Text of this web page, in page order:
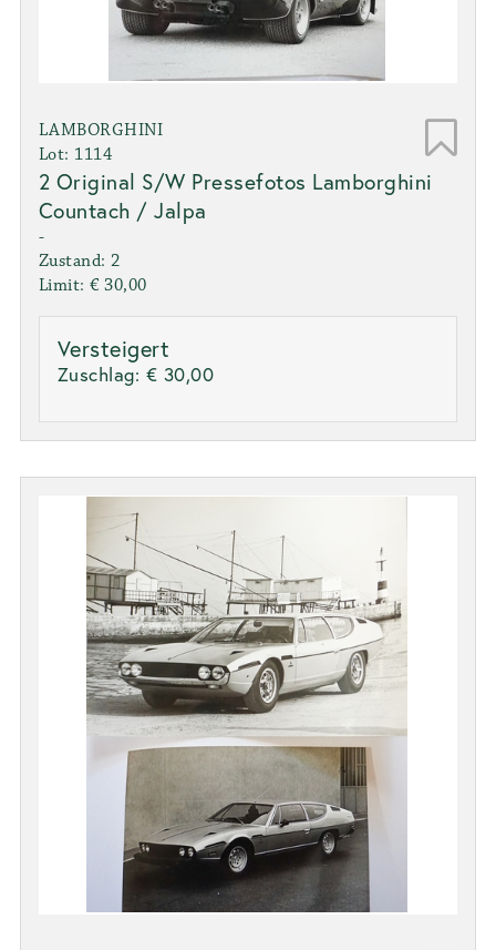
LAMBORGHINI
Lot: 1114
2 Original S/W Pressefotos Lamborghini
Countach / Jalpa
-
Zustand: 2
Limit: € 30,00
Versteigert
Zuschlag: € 30,00